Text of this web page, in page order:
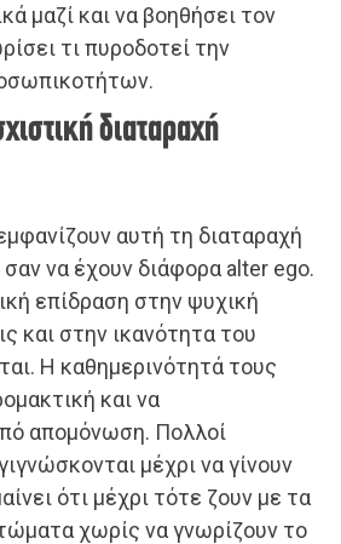
μαζί και να βοηθήσει τον
τι πυροδοτεί την
διαταραχή
αυτή τη διαταραχή
να έχουν διάφορα alter ego.
επίδραση στην ψυχική
και στην ικανότητα του
Η καθημερινότητά τους
και να
απομόνωση. Πολλοί
μέχρι να γίνουν
ότι μέχρι τότε ζουν με τα
χωρίς να γνωρίζουν το